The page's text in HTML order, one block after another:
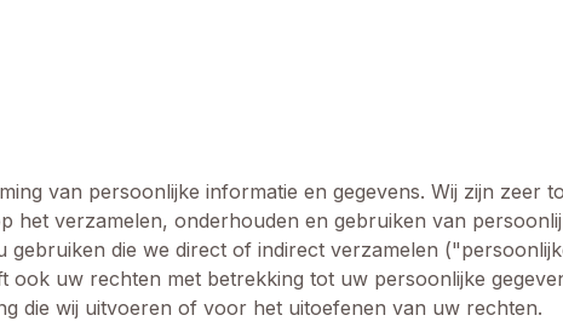
van persoonlijke informatie en gegevens. Wij zijn zeer
het verzamelen, onderhouden en gebruiken van
die we direct of indirect verzamelen
ook uw rechten met betrekking tot uw persoonlijke
die wij uitvoeren of voor het uitoefenen van uw rechten.